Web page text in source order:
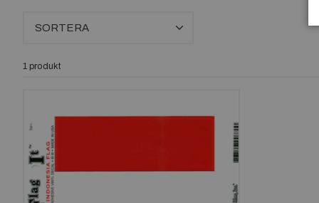
SORTERA
1 produkt